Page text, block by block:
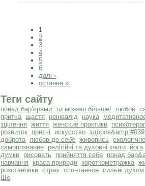
1
2
3
4
5
6
далі ›
остання »
Теги сайту
понад бар’єрами ти можеш більше! любов
притча щастя неінвалід наука
зцілення
життя женские практики
розвиток притчі искусство
доброта любов до себе живопись
самопознание релігійні та духовні книги йога
думки рисовать прийняття себе понад
навчання
краса природи короткометражка
розстановки страх спонтанное сильні духом
Ще